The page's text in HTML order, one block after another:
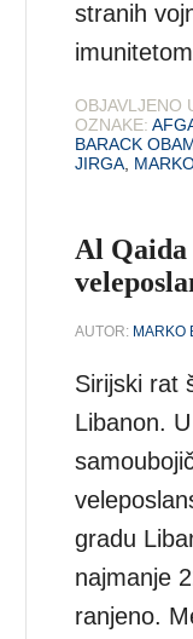
stranih
OBJAVLJENO
OZNAKE:
BARACK
JIRGA
Al
AUTOR: MARKO
Sirijski rat
Libanon.
gradu
najmanje
ranjeno.